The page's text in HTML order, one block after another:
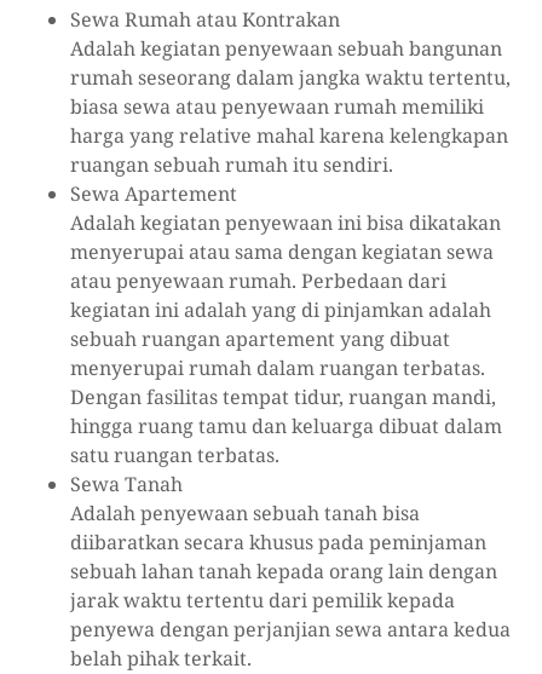
Sewa Rumah atau Kontrakan
Adalah kegiatan penyewaan sebuah bangunan
rumah seseorang dalam jangka waktu tertentu,
biasa sewa atau penyewaan rumah memiliki
harga yang relative mahal karena kelengkapan
ruangan sebuah rumah itu sendiri.
Sewa Apartement
Adalah kegiatan penyewaan ini bisa dikatakan
menyerupai atau sama dengan kegiatan sewa
atau penyewaan rumah. Perbedaan dari
kegiatan ini adalah yang di pinjamkan adalah
sebuah ruangan apartement yang dibuat
menyerupai rumah dalam ruangan terbatas.
Dengan fasilitas tempat tidur, ruangan mandi,
hingga ruang tamu dan keluarga dibuat dalam
satu ruangan terbatas.
Sewa Tanah
Adalah penyewaan sebuah tanah bisa
diibaratkan secara khusus pada peminjaman
sebuah lahan tanah kepada orang lain dengan
jarak waktu tertentu dari pemilik kepada
penyewa dengan perjanjian sewa antara kedua
belah pihak terkait.